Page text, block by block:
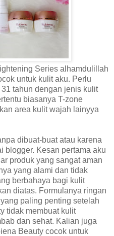
Series alhamdulillah
untuk kulit aku. Perlu
tahun dengan jenis kulit
biasanya T-zone
area kulit wajah lainyya
dibuat-buat atau karena
blogger. Kesan pertama aku
produk yang sangat aman
yang alami dan tidak
berbahaya bagi kulit
diatas. Formulanya ringan
paling penting setelah
tidak membuat kulit
dan sehat. Kalian juga
Beauty cocok untuk